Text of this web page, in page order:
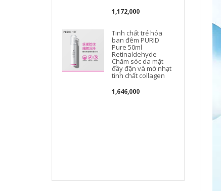
1,172,000
Tinh chất trẻ hóa
ban đêm PURID
Pure 50ml
Retinaldehyde
Chăm sóc da mặt
đầy đặn và mờ nhạt
tinh chất collagen
1,646,000